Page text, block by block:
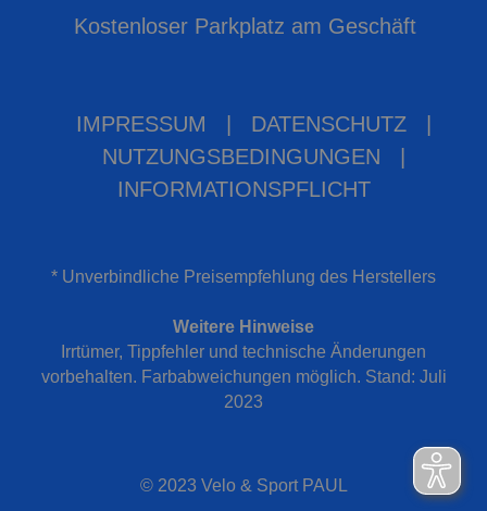
Kostenloser Parkplatz am Geschäft
IMPRESSUM DATENSCHUTZ
NUTZUNGSBEDINGUNGEN
INFORMATIONSPFLICHT
* Unverbindliche Preisempfehlung des Herstellers
Weitere Hinweise
Irrtümer, Tippfehler und technische Änderungen
vorbehalten. Farbabweichungen möglich. Stand: Juli
2023
© 2023 Velo & Sport PAUL